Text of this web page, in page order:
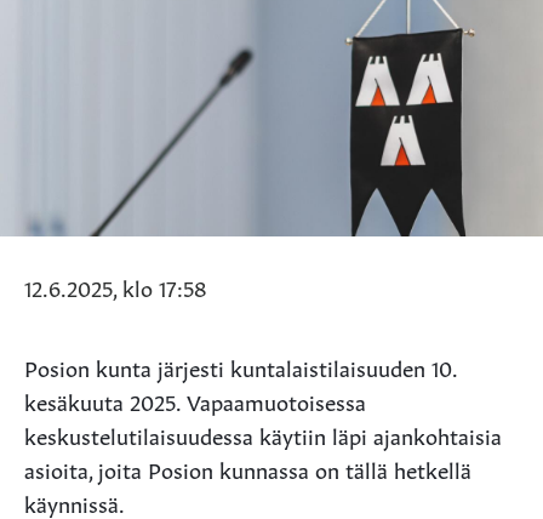
12.6.2025, klo 17:58
Posion kunta järjesti kuntalaistilaisuuden 10.
kesäkuuta 2025. Vapaamuotoisessa
keskustelutilaisuudessa käytiin läpi ajankohtaisia
asioita, joita Posion kunnassa on tällä hetkellä
käynnissä.